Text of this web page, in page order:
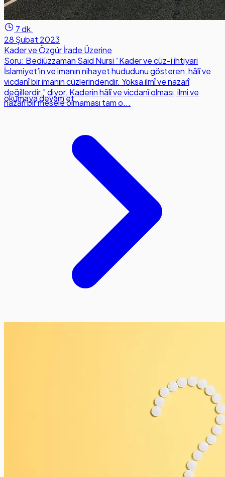
7 dk.
28 Şubat 2023
Kader ve Özgür İrade Üzerine
Soru: Bediüzzaman Said Nursi “Kader ve cüz-i ihtiyari
İslamiyet’in ve imanın nihayet hududunu gösteren, hâlî ve
vicdanî bir imanın cüzlerindendir. Yoksa ilmî ve nazarî
değillerdir.” diyor. Kaderin hâlî ve vicdanî olması, ilmi ve
nazarî bir mesele olmaması tam o...
okumaya devam et